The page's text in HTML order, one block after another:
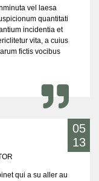
vel laesa
quantitati
incidentia et
vita, a cuius
fictis vocibus
05
13
qui a su aller au